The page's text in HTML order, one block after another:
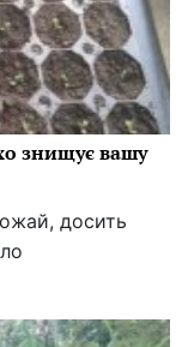
знищує вашу
досить